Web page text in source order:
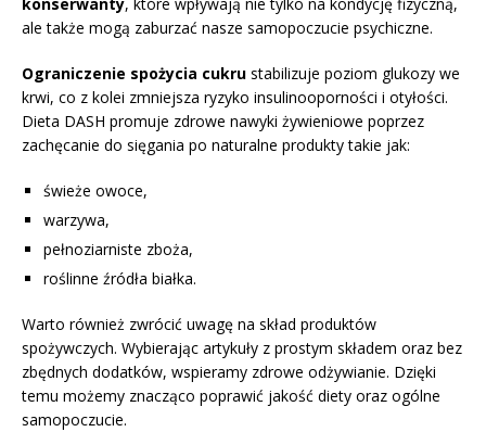
konserwanty, które wpływają nie tylko na kondycję fizyczną,
ale także mogą zaburzać nasze samopoczucie psychiczne.
Ograniczenie spożycia cukru stabilizuje poziom glukozy we
krwi, co z kolei zmniejsza ryzyko insulinooporności i otyłości.
Dieta DASH promuje zdrowe nawyki żywieniowe poprzez
zachęcanie do sięgania po naturalne produkty takie jak:
świeże owoce,
warzywa,
pełnoziarniste zboża,
roślinne źródła białka.
Warto również zwrócić uwagę na skład produktów
spożywczych. Wybierając artykuły z prostym składem oraz bez
zbędnych dodatków, wspieramy zdrowe odżywianie. Dzięki
temu możemy znacząco poprawić jakość diety oraz ogólne
samopoczucie.